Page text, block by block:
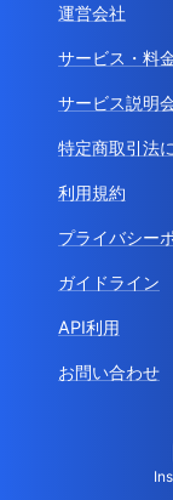
運営会社
サービス・料
サービス説明
特定商取引法
利用規約
プライバシー
ガイドライン
API利用
お問い合わせ